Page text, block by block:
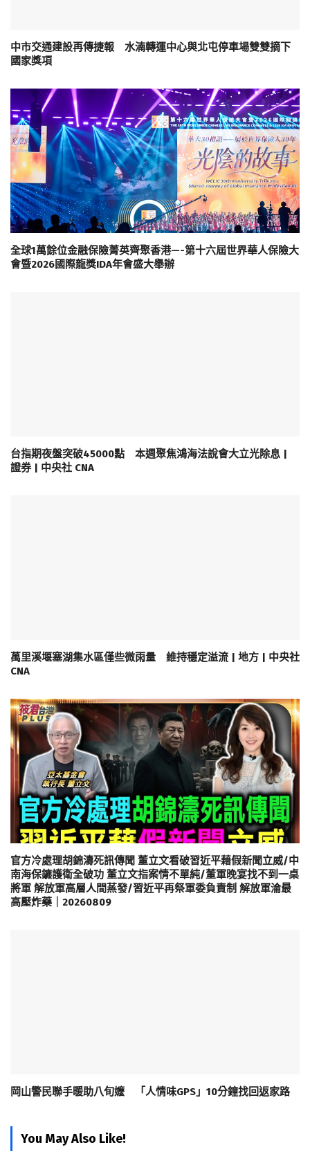
中市交通建設再傳捷報 水湳轉運中心與北屯停車場雙雙摘下
國家獎項
全球1萬餘位金融保險菁英齊聚香港—-第十六屆世界華人保險大
會暨2026國際龍獎IDA年會盛大舉辦
台指期夜盤突破45000點 本週聚焦鴻海法說會大立光除息 |
證券 | 中央社 CNA
萬里溪堰塞湖集水區僅些微雨量 維持穩定溢流 | 地方 | 中央社
CNA
官方冷處理胡錦濤死訊傳聞 董立文看破習近平藉假新聞立威/中
南海保鑣護衛全破功 董立文指案情不單純/董軍晚宴找不到一桌
將軍 解放軍高層人間蒸發/習近平再祭軍委負責制 解放軍淪最
高壓炸藥｜20260809
岡山警民聯手暖助八旬嬤 「人情味GPS」10分鐘找回返家路
You May Also Like!